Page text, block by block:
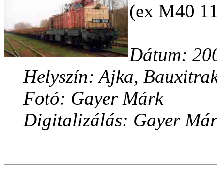
(ex M40
Dátum:
Helyszín: Ajka,
Fotó: Gayer Márk
Digitalizálás: Gayer